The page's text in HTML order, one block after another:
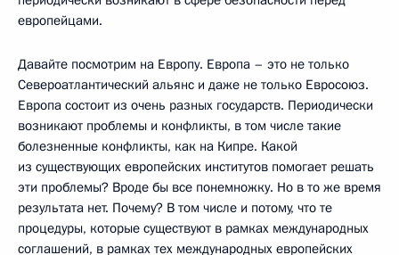
европейцами.
Давайте посмотрим на Европу. Европа – это не только
Североатлантический альянс и даже не только Евросоюз.
Европа состоит из очень разных государств. Периодически
возникают проблемы и конфликты, в том числе такие
болезненные конфликты, как на Кипре. Какой
из существующих европейских институтов помогает решать
эти проблемы? Вроде бы все понемножку. Но в то же время
результата нет. Почему? В том числе и потому, что те
процедуры, которые существуют в рамках международных
соглашений, в рамках тех международных европейских